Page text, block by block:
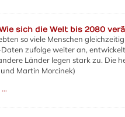
sich die Welt bis 2080
so viele Menschen
zufolge weiter an,
Länder legen stark zu. Die
Martin Morcinek)
…